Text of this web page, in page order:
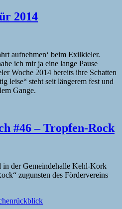
2014
aufnehmen‘ beim Exilkieler.
ich mir ja eine lange Pause
Woche 2014 bereits ihre Schatten
leise“ steht seit längerem fest und
Gange.
#46 – Tropfen-Rock
in der Gemeindehalle Kehl-Kork
zugunsten des Fördervereins